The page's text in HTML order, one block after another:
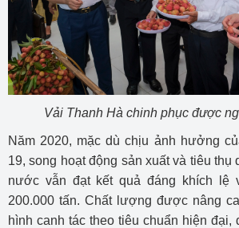
Vải Thanh Hà chinh phục được
Năm 2020, mặc dù chịu ảnh hưởng
19, song hoạt động sản xuất và tiêu thụ
nước vẫn đạt kết quả đáng khích lệ
200.000 tấn. Chất lượng được nâng
hình canh tác theo tiêu chuẩn hiện đại,